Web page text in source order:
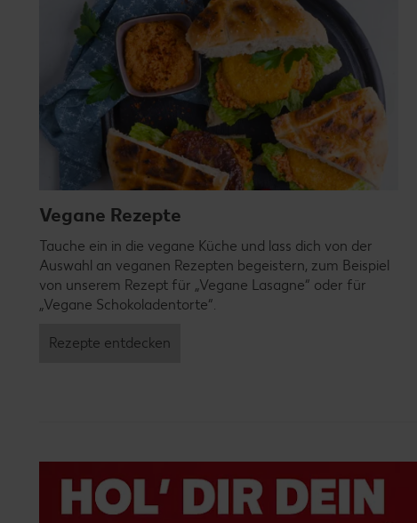
Vegane Rezepte
Tauche ein in die vegane Küche und lass dich von der
Auswahl an veganen Rezepten begeistern, zum Beispiel
von unserem Rezept für „Vegane Lasagne“ oder für
„Vegane Schokoladentorte“.
Rezepte entdecken